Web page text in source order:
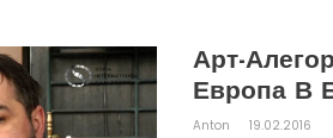
Арт-
Европа В
Anton 19.02.2016